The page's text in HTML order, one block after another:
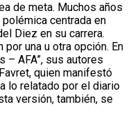
de meta. Muchos años
centrada en
Diez en su carrera.
una u otra opción. En
– AFA”, sus autores
quien manifestó
lo relatado por el diario
versión, también, se